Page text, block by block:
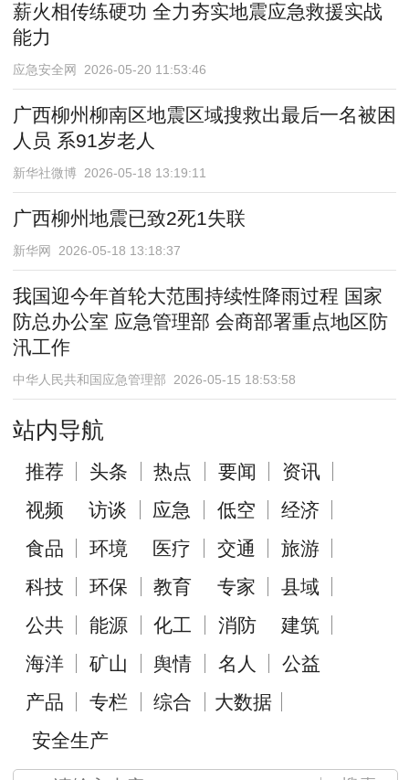
薪火相传练硬功 全力夯实地震应急救援实战
能力
应急安全网 2026-05-20 11:53:46
广西柳州柳南区地震区域搜救出最后一名被困
人员 系91岁老人
新华社微博 2026-05-18 13:19:11
广西柳州地震已致2死1失联
新华网 2026-05-18 13:18:37
我国迎今年首轮大范围持续性降雨过程 国家
防总办公室 应急管理部 会商部署重点地区防
汛工作
中华人民共和国应急管理部 2026-05-15 18:53:58
站内导航
推荐 头条 热点 要闻
资讯
视频
访谈 应急 低空
经济
食品
环境 医疗 交通
旅游
科技
环保 教育 专家
县域
公共
能源 化工 消防
建筑
海洋
矿山 舆情 名人
公益
产品
专栏 综合
大数据
安全生产